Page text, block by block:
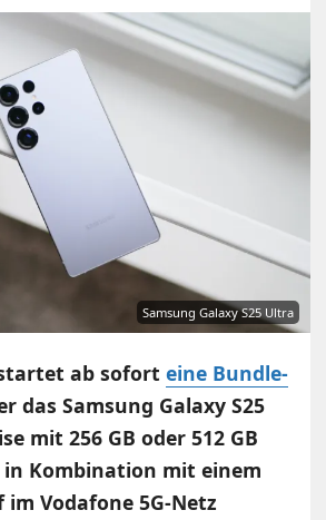
Samsung Galaxy S25 Ultra
ab soforteine Bundle-
das Samsung Galaxy S25
mit 256 GB oder 512 GB
in Kombination mit einem
Vodafone 5G-Netz